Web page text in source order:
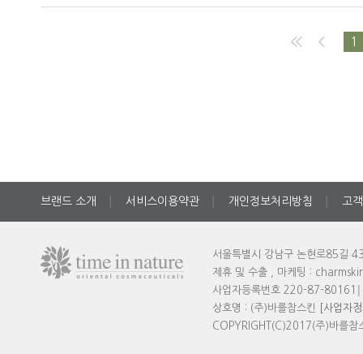
1
브랜드 소개 서비스이용약관 개인정보처리방침 고
서울특별시 강남구 논현로85길
제휴 및 수출 , 마케팅 :
사업자등록번호 220-87-80161
상호명 : (주)바를참스킨
[사업자
COPYRIGHT(C)2017(주)바를참